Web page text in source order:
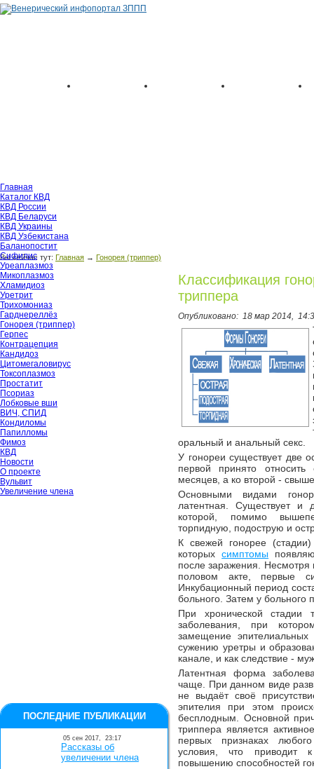
Главная
Каталог КВД
КВД России
КВД Беларуси
КВД Украины
КВД Узбекистана
Баланопостит
Сифилис
Уреаплазмоз
Микоплазмоз
Хламидиоз
Уретрит
Трихомониаз
Гарднереллёз
Гонорея (триппер)
Герпес
Контрацепция
Кандидоз
Цитомегаловирус
Токсоплазмоз
Простатит
Псориаз
Лобковые вши
ВИЧ, СПИД
Кондиломы
Папилломы
Фимоз
КВД
Новости
О проекте
Вульвит
Увеличение члена
Вы сейчас тут: Главная → Гонорея (триппер)
Классификация
триппера
Опубликовано: 18 мар 2014,
оральный и анальный секс.
У гонореи существует две
первой принято
месяцев, а ко второй -
Основными видами
латентная. Существует и
которой, помимо
торпидную, подострую и
К свежей гонорее
которыхсимптомы
после заражения. Несмотря
половом акте, первые
Инкубационный период
больного. Затем у больного
При хронической стадии
заболевания, при
замещение эпителиальных
сужению уретры и
канале, и как следствие -
Латентная форма
чаще. При данном виде
не выдаёт своё
эпителия при этом
бесплодным. Основной
триппера является
первых признаках
условия, что приводит
повышению способностей
ПОСЛЕДНИЕ ПУБЛИКАЦИИ
05 сен 2017, 23:17
Рассказы об
увеличении члена